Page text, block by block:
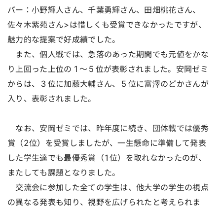
バー：小野輝人さん、千葉勇輝さん、田畑桃花さん、
佐々木紫苑さん>は惜しくも受賞できなかったですが、
魅力的な提案で好成績でした。
また、個人戦では、急落のあった期間でも元値をかな
り上回った上位の１～５位が表彰されました。安岡ゼミ
からは、３位に加藤大輔さん、５位に富澤のどかさんが
入り、表彰されました。
なお、安岡ゼミでは、昨年度に続き、団体戦では優秀
賞（2位）を受賞しましたが、一生懸命に準備して発表
した学生達でも最優秀賞（1位）を取れなかったのが、
またしても課題となりました。
交流会に参加した全ての学生は、他大学の学生の視点
の異なる発表も知り、視野を広げられたと考えられま